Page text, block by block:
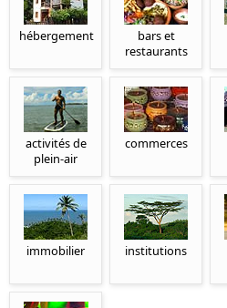
hébergement
bars et
restaurants
activités de
plein-air
commerces
immobilier institutions